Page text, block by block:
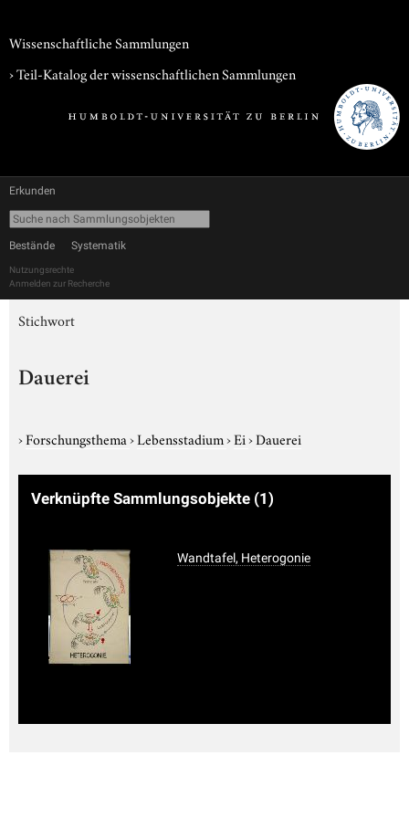
Wissenschaftliche Sammlungen
› Teil-Katalog der wissenschaftlichen Sammlungen
Erkunden
Bestände Systematik
Nutzungsrechte
Anmelden zur Recherche
Stichwort
Dauerei
›Forschungsthema›Lebensstadium›Ei›Dauerei
Verknüpfte Sammlungsobjekte (1)
Wandtafel, Heterogonie